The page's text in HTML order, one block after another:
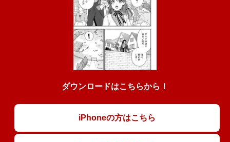
ダウンロードはこちらから！
iPhoneの方はこちら